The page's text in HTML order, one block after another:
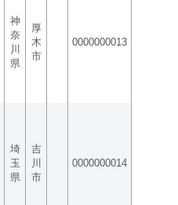
神
奈
川
県
厚
木
市
0000000013
埼
玉
県
吉
川
市
0000000014